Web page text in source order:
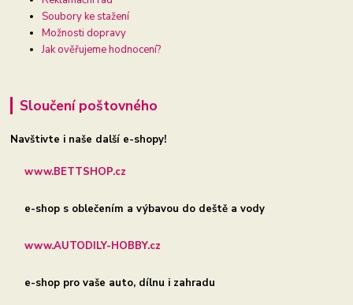
Soubory ke stažení
Možnosti dopravy
Jak ověřujeme hodnocení?
Sloučení poštovného
Navštivte i naše další e-shopy!
www.BETTSHOP.cz
e-shop s oblečením a výbavou do deště a vody
www.AUTODILY-HOBBY.cz
e-shop pro vaše auto, dílnu i zahradu